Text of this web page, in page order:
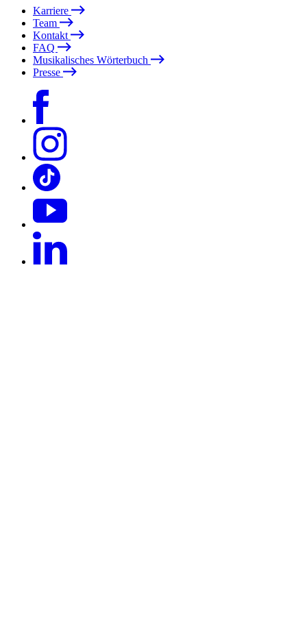
Karriere
Team
Kontakt
FAQ
Musikalisches Wörterbuch
Presse